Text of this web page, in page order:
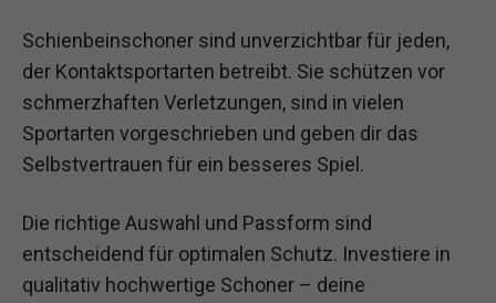
Schienbeinschoner sind unverzichtbar für jeden,
der Kontaktsportarten betreibt. Sie schützen vor
schmerzhaften Verletzungen, sind in vielen
Sportarten vorgeschrieben und geben dir das
Selbstvertrauen für ein besseres Spiel.
Die richtige Auswahl und Passform sind
entscheidend für optimalen Schutz. Investiere in
qualitativ hochwertige Schoner – deine